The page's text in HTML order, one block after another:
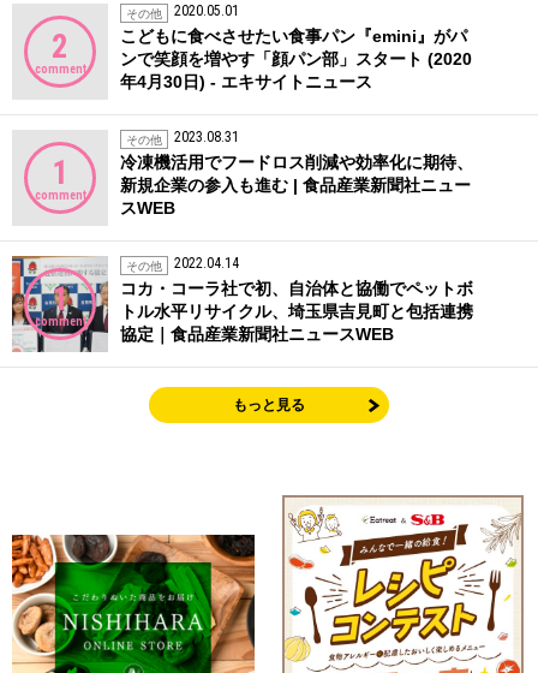
2
comment
その他 2020.05.01
こどもに食べさせたい食事パン『emini』がパ
ンで笑顔を増やす「顔パン部」スタート (2020
年4月30日) - エキサイトニュース
1
comment
その他 2023.08.31
冷凍機活用でフードロス削減や効率化に期待、
新規企業の参入も進む | 食品産業新聞社ニュー
スWEB
1
comment
その他 2022.04.14
コカ・コーラ社で初、自治体と協働でペットボ
トル水平リサイクル、埼玉県吉見町と包括連携
協定｜食品産業新聞社ニュースWEB
もっと見る